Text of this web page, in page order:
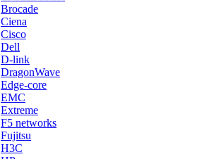
Brocade
Ciena
Cisco
Dell
D-link
DragonWave
Edge-core
EMC
Extreme
F5 networks
Fujitsu
H3С